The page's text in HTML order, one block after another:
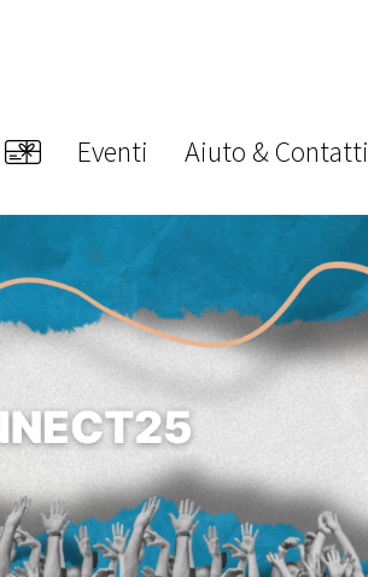
Eventi Aiuto & Contatti